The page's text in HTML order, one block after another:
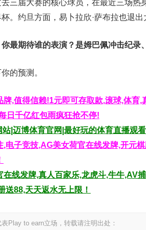
三届大赛的核心球员，在最近三场
。约旦方面，易卜拉欣·萨布拉也退出
最期待谁的表演？是姆巴佩冲击纪录
的预测。
牌,值得信赖!1元即可存取款,滚球,体
日千亿红包雨疯狂抢不停!
|迈博体育官网|最好玩的体育直播
,电子竞技,AG美女荷官在线发牌,开元
在线发牌,真人百家乐,龙虎斗,牛牛,AV
送88,天天返水无上限！
Play to earn立场，转载请注明出处：